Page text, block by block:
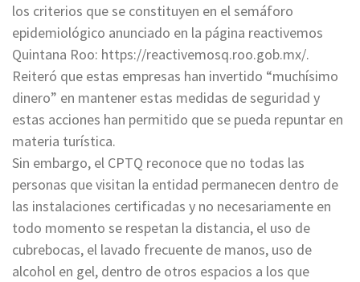
los criterios que se constituyen en el semáforo
epidemiológico anunciado en la página reactivemos
Quintana Roo: https://reactivemosq.roo.gob.mx/.
Reiteró que estas empresas han invertido “muchísimo
dinero” en mantener estas medidas de seguridad y
estas acciones han permitido que se pueda repuntar en
materia turística.
Sin embargo, el CPTQ reconoce que no todas las
personas que visitan la entidad permanecen dentro de
las instalaciones certificadas y no necesariamente en
todo momento se respetan la distancia, el uso de
cubrebocas, el lavado frecuente de manos, uso de
alcohol en gel, dentro de otros espacios a los que